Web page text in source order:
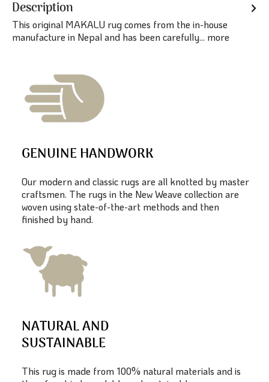
Description
This original MAKALU rug comes from the in-house
manufacture in Nepal and has been carefully... more
GENUINE HANDWORK
Our modern and classic rugs are all knotted by master
craftsmen. The rugs in the New Weave collection are
woven using state-of-the-art methods and then
finished by hand.
NATURAL AND
SUSTAINABLE
This rug is made from 100% natural materials and is